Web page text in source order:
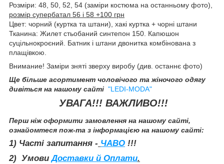
Розміри: 48, 50, 52, 54 (заміри костюма на останньому фото),
розмір супербатал 56 і 58 +100 грн
Цвет: чорний (куртка та штани), хакі куртка + чорні штани
Тканина: Жилет стьобаний синтепон 150. Капюшон
суцільнокроєний. Батник і штани двонитка комбінована з
плащівкою.
Внимание! Заміри зняті зверху виробу (див. останнє фото)
Ще більше асортимент чоловічого та жіночого одягу
дивіться на нашому сайті "LEDI-MODA"
УВАГА!!! ВАЖЛИВО!!!
Перш ніж оформити замовлення на нашому сайті,
ознайомтеся пож-та з інформацією на нашому сайті:
1) Часті запитання - ЧАВО !!!
2) УмовиДоставки й Оплати.